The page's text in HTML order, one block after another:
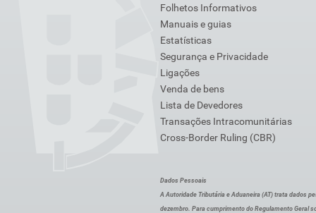
Folhetos Informativos
Manuais e guias
Estatísticas
Segurança e Privacidade
Ligações
Venda de bens
Lista de Devedores
Transações Intracomunitárias
Cross-Border Ruling (CBR)
Dados Pessoais
A Autoridade Tributária e Aduaneira (AT) trata dados
dezembro. Para cumprimento do Regulamento Geral